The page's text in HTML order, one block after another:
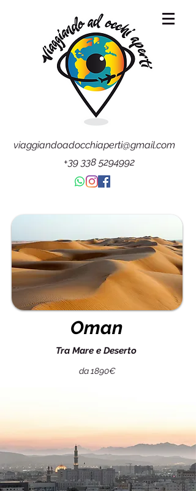
viaggiandoadocchiaperti@gmail.com
+39 338 5294992
Oman
Tra Mare e Deserto
da 1890€